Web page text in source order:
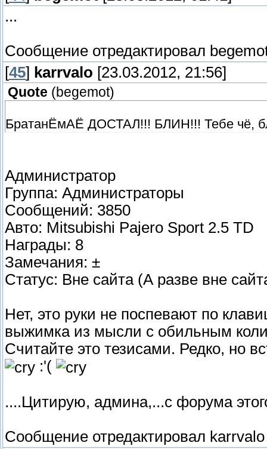
...
Сообщение отредактировал
[45] karrvalo [23.03.2012, 21:56]
Quote (begemot)
БратанЁмАЁ ДОСТАЛ!!! БЛИН!!! Тебе чё,
Администратор
Группа: Администраторы
Сообщений: 3850
Авто: Mitsubishi Pajero Sport 2.5 TD
Награды: 8
Замечания: ±
Статус: Вне сайта (А разве вне
Нет, это руки не поспевают по
выжимка из мысли с обильным
Считайте это тезисами. Редко, но
:'(
....Цитирую, админа,...с форума
Сообщение отредактировал karrvalo